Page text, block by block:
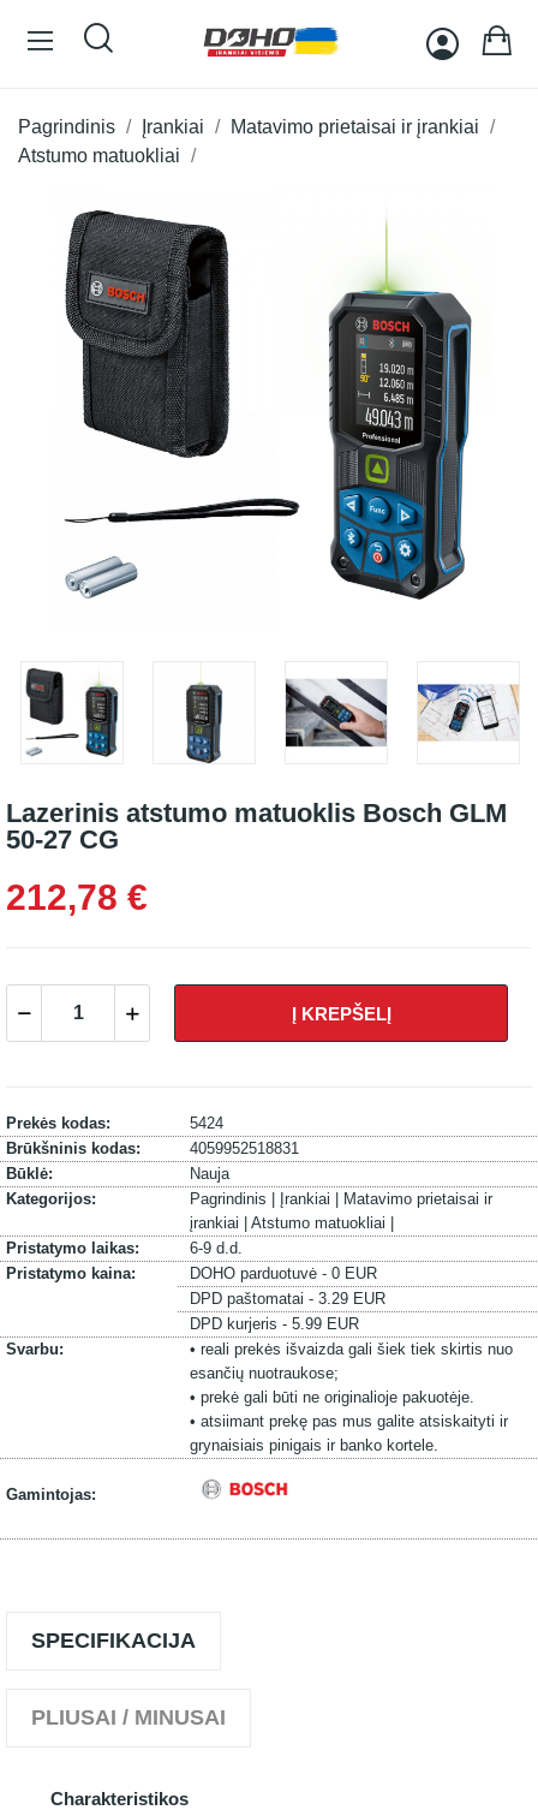
Pagrindinis Įrankiai
Matavimo prietaisai ir įrankiai
Atstumo matuokliai
Lazerinis atstumo matuoklis Bosch GLM
50-27 CG
212,78 €
Į KREPŠELĮ
Prekės kodas:
5424
Brūkšninis kodas:
4059952518831
Būklė:
Nauja
Kategorijos:
Pagrindinis | Įrankiai |
Matavimo prietaisai ir
įrankiai | Atstumo matuokliai |
Pristatymo laikas:
6-9 d.d.
Pristatymo kaina:
DOHO parduotuvė - 0 EUR
DPD paštomatai - 3.29 EUR
DPD kurjeris - 5.99 EUR
Svarbu:
• reali prekės išvaizda gali šiek tiek skirtis nuo
esančių nuotraukose;
• prekė gali būti ne originalioje pakuotėje.
• atsiimant prekę pas mus galite atsiskaityti ir
grynaisiais pinigais ir banko kortele.
Gamintojas:
SPECIFIKACIJA
PLIUSAI / MINUSAI
Charakteristikos